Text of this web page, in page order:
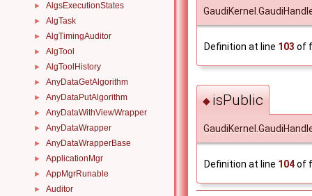
► AlgsExecutionStates
► AlgTask
► AlgTimingAuditor
► AlgTool
► AlgToolHistory
► AnyDataGetAlgorithm
► AnyDataPutAlgorithm
► AnyDataWithViewWrapper
► AnyDataWrapper
► AnyDataWrapperBase
► ApplicationMgr
► AppMgrRunable
► Auditor
Definition at line 103 of
◆ isPublic
Definition at line 104of